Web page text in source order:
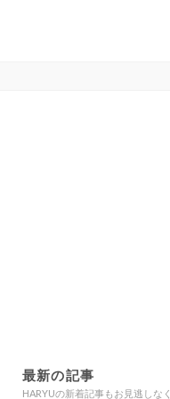
最新の記事
HARYUの新着記事もお見逃しなく